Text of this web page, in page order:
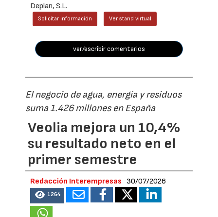
Deplan, S.L.
Solicitar información Ver stand virtual
ver/escribir comentarios
El negocio de agua, energía y residuos
suma 1.426 millones en España
Veolia mejora un 10,4%
su resultado neto en el
primer semestre
Redacción Interempresas 30/07/2026
1264